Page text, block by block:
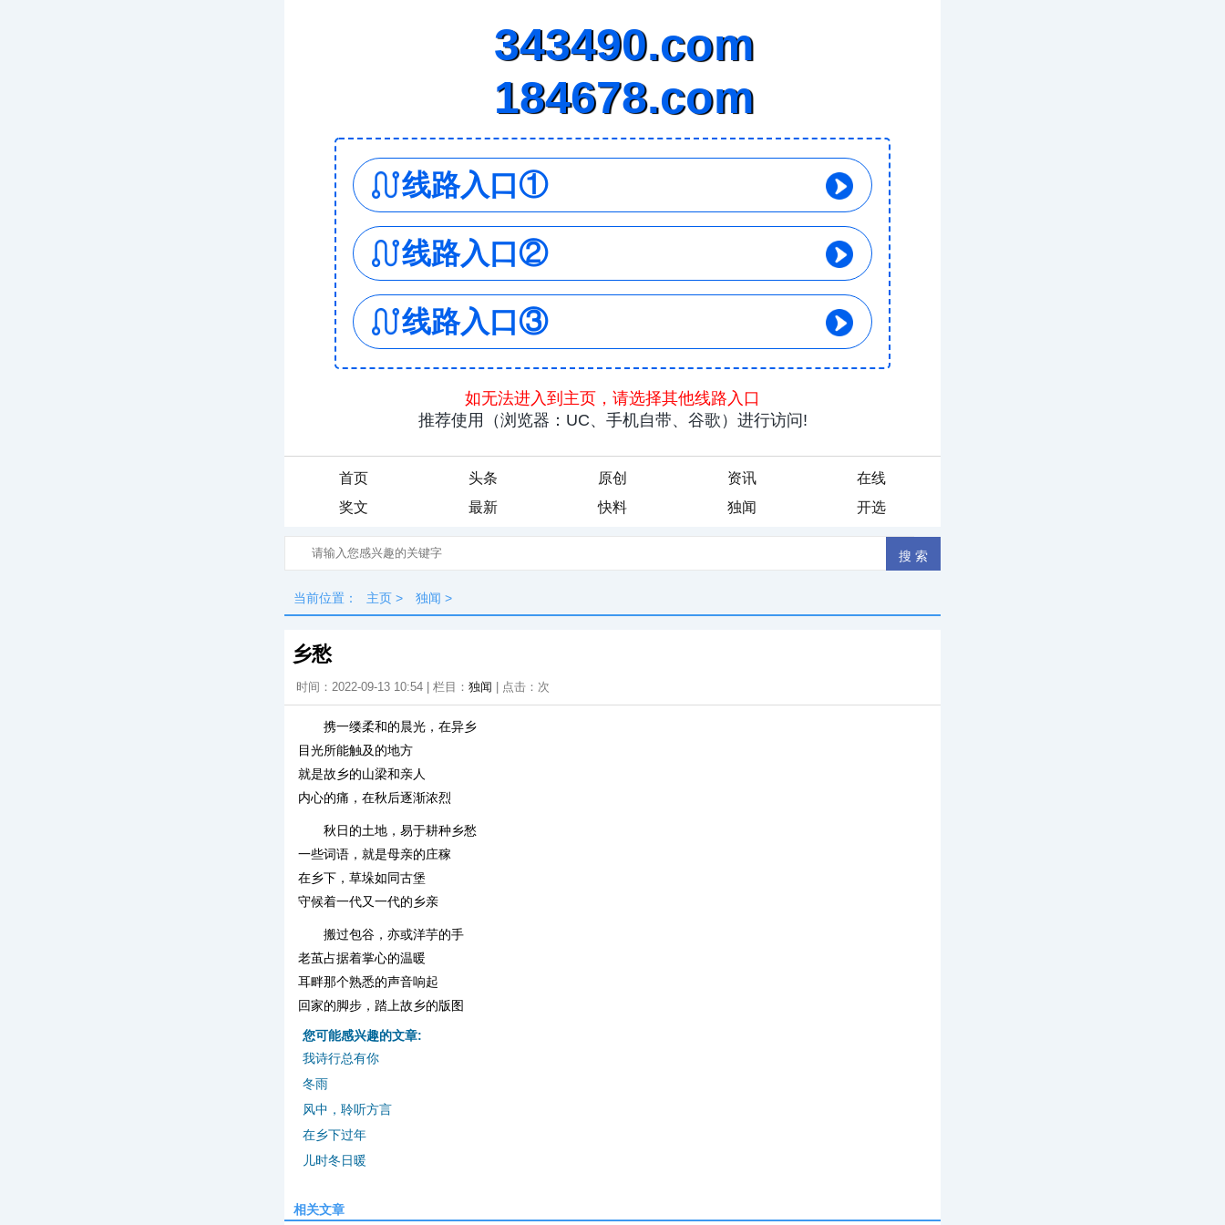
首页 头条 原创 资讯
在线
奖文
最新 快料 独闻 开选
当前位置： 主页 > 独闻 >
乡愁
时间：2022-09-13 10:54 | 栏目： 独闻 | 点击： 次
携一缕柔和的晨光，在异乡
目光所能触及的地方
就是故乡的山梁和亲人
内心的痛，在秋后逐渐浓烈
秋日的土地，易于耕种乡愁
一些词语，就是母亲的庄稼
在乡下，草垛如同古堡
守候着一代又一代的乡亲
搬过包谷，亦或洋芋的手
老茧占据着掌心的温暖
耳畔那个熟悉的声音响起
回家的脚步，踏上故乡的版图
您可能感兴趣的文章:
我诗行总有你
冬雨
风中，聆听方言
在乡下过年
儿时冬日暖
相关文章